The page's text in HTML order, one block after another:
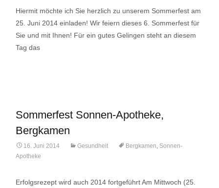
Hiermit möchte ich Sie herzlich zu unserem Sommerfest am
25. Juni 2014 einladen! Wir feiern dieses 6. Sommerfest für
Sie und mit Ihnen! Für ein gutes Gelingen steht an diesem
Tag das
Sommerfest Sonnen-Apotheke,
Bergkamen
16. Juni 2014 Gesundheit Bergkamen, Sonnen-
Apotheke
Erfolgsrezept wird auch 2014 fortgeführt Am Mittwoch (25.